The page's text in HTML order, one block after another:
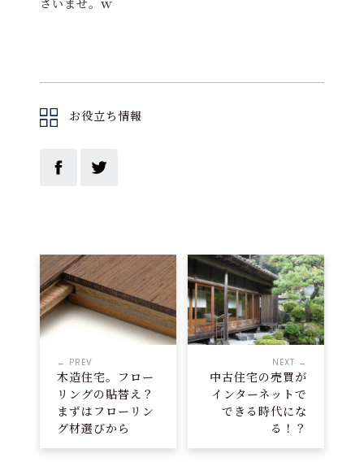
お役立ち情報
← PREV
木造住宅。フロー
リングの貼替え？
まずはフローリン
グ材選びから
NEXT →
中古住宅の売買が
インターネットで
できる時代にな
る！？